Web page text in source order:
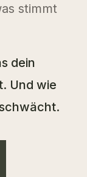
stimmt
dein
Und wie